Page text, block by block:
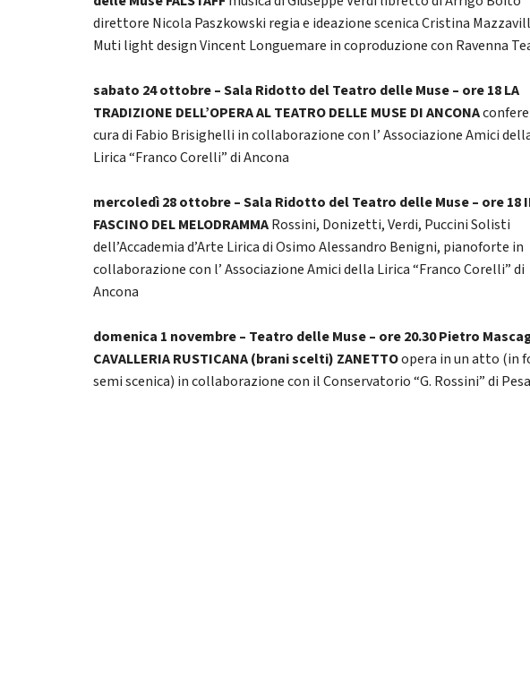
direttore Nicola Paszkowski regia e ideazione scenica Cristina
Muti light design Vincent Longuemare in coproduzione con Ravenna
sabato 24 ottobre – Sala Ridotto del Teatro delle Muse – ore 18 LA
TRADIZIONE DELL’OPERA AL TEATRO DELLE MUSE DI ANCONA
cura di Fabio Brisighelli in collaborazione con l’ Associazione Amici
Lirica “Franco Corelli” di Ancona
mercoledì 28 ottobre – Sala Ridotto del Teatro delle Muse – ore 18
FASCINO DEL MELODRAMMARossini, Donizetti, Verdi, Puccini Solisti
dell’Accademia d’Arte Lirica di Osimo Alessandro Benigni, pianoforte in
collaborazione con l’ Associazione Amici della Lirica “Franco Corelli” di
Ancona
domenica 1 novembre – Teatro delle Muse – ore 20.30 Pietro
CAVALLERIA RUSTICANA (brani scelti) ZANETTOopera in un atto (in
semi scenica) in collaborazione con il Conservatorio “G. Rossini” di